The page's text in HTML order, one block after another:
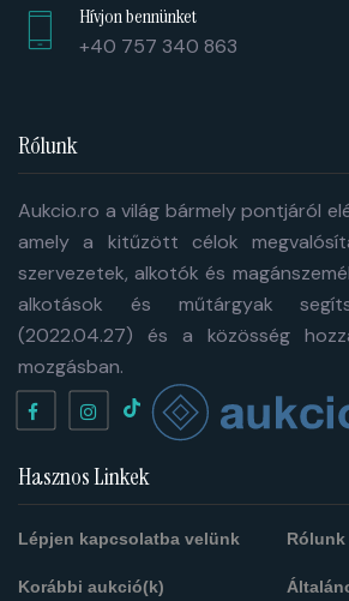
Hívjon bennünket
+40 757 340 863
Rólunk
Aukcio.ro a világ bármely pontjáról
amely a kitűzött célok
szervezetek, alkotók és
alkotások és műtárgyak
(2022.04.27) és a közösség
mozgásban.
Hasznos Linkek
Lépjen kapcsolatba velünk
Korábbi aukció(k)
Rólunk